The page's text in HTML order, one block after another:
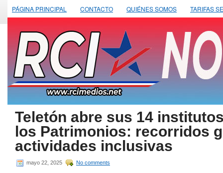
PÁGINA PRINCIPAL CONTACTO QUIÉNES SOMOS TARIFAS
Teletón abre sus 14
los Patrimonios: recorridos
actividades inclusivas
mayo 22, 2025 No comments